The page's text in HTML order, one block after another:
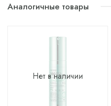
Аналогичные товары
Нет в наличии